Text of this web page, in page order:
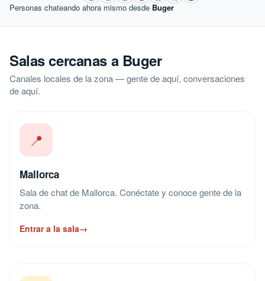
Personas chateando ahora mismo desde Buger
Salas cercanas a Buger
Canales locales de la zona — gente de aquí, conversaciones
de aquí.
📍
Mallorca
Sala de chat de Mallorca. Conéctate y conoce gente de la
zona.
Entrar a la sala→